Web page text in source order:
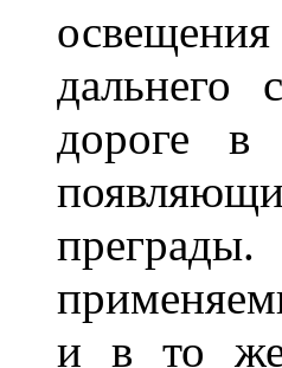
дальнего
дороге в
и в то же